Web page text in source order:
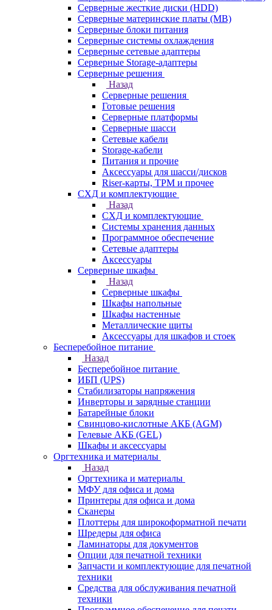
Серверные жесткие диски (HDD)
Серверные материнские платы (MB)
Серверные блоки питания
Серверные системы охлаждения
Серверные сетевые адаптеры
Серверные Storage-адаптеры
Серверные решения
Назад
Серверные решения
Готовые решения
Серверные платформы
Серверные шасси
Сетевые кабели
Storage-кабели
Питания и прочие
Аксессуары для шасси/дисков
Riser-карты, TPM и прочее
СХД и комплектующие
Назад
СХД и комплектующие
Системы хранения данных
Программное обеспечение
Сетевые адаптеры
Аксессуары
Серверные шкафы
Назад
Серверные шкафы
Шкафы напольные
Шкафы настенные
Металлические щиты
Аксессуары для шкафов и стоек
Бесперебойное питание
Назад
Бесперебойное питание
ИБП (UPS)
Стабилизаторы напряжения
Инверторы и зарядные станции
Батарейные блоки
Свинцово-кислотные АКБ (AGM)
Гелевые АКБ (GEL)
Шкафы и аксессуары
Оргтехника и материалы
Назад
Оргтехника и материалы
МФУ для офиса и дома
Принтеры для офиса и дома
Сканеры
Плоттеры для широкоформатной печати
Шредеры для офиса
Ламинаторы для документов
Опции для печатной техники
Запчасти и комплектующие для печатной
техники
Средства для обслуживания печатной
техники